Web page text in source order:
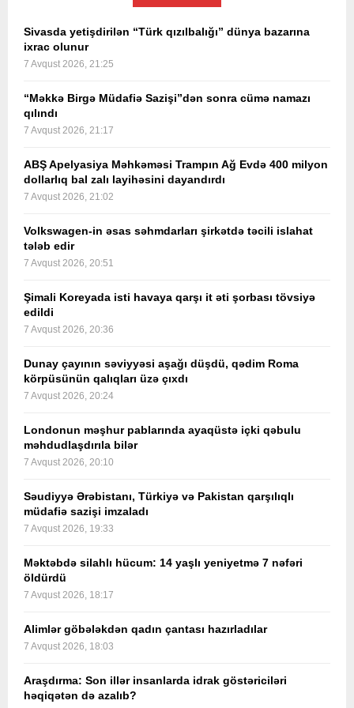
Sivasda yetişdirilən “Türk qızılbalığı” dünya bazarına
ixrac olunur
7 Avqust 2026, 21:25
“Məkkə Birgə Müdafiə Sazişi”dən sonra cümə namazı
qılındı
7 Avqust 2026, 21:17
ABŞ Apelyasiya Məhkəməsi Trampın Ağ Evdə 400 milyon
dollarlıq bal zalı layihəsini dayandırdı
7 Avqust 2026, 21:02
Volkswagen-in əsas səhmdarları şirkətdə təcili islahat
tələb edir
7 Avqust 2026, 20:51
Şimali Koreyada isti havaya qarşı it əti şorbası tövsiyə
edildi
7 Avqust 2026, 20:36
Dunay çayının səviyyəsi aşağı düşdü, qədim Roma
körpüsünün qalıqları üzə çıxdı
7 Avqust 2026, 20:24
Londonun məşhur pablarında ayaqüstə içki qəbulu
məhdudlaşdırıla bilər
7 Avqust 2026, 20:10
Səudiyyə Ərəbistanı, Türkiyə və Pakistan qarşılıqlı
müdafiə sazişi imzaladı
7 Avqust 2026, 19:33
Məktəbdə silahlı hücum: 14 yaşlı yeniyetmə 7 nəfəri
öldürdü
7 Avqust 2026, 18:17
Alimlər göbələkdən qadın çantası hazırladılar
7 Avqust 2026, 18:03
Araşdırma: Son illər insanlarda idrak göstəriciləri
həqiqətən də azalıb?